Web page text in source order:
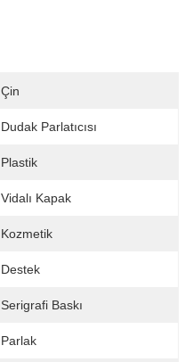
Çin
Dudak Parlatıcısı
Plastik
Vidalı Kapak
Kozmetik
Destek
Serigrafi Baskı
Parlak